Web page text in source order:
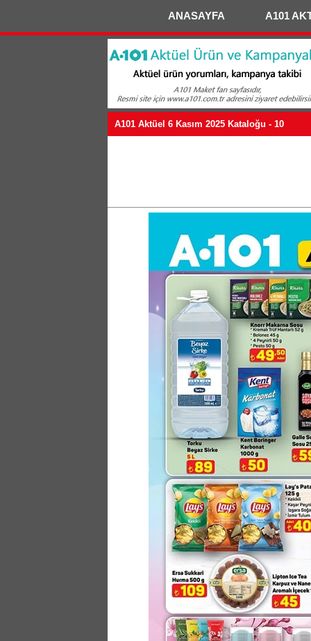
ANASAYFA A101
A101 Aktüel 6 Kasım 2025 Kataloğu - 10